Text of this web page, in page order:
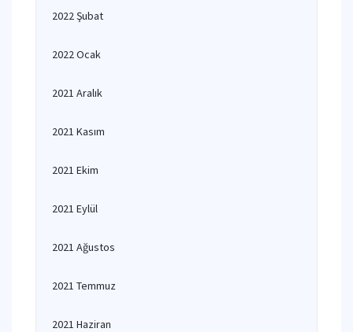
2022 Şubat
2022 Ocak
2021 Aralık
2021 Kasım
2021 Ekim
2021 Eylül
2021 Ağustos
2021 Temmuz
2021 Haziran